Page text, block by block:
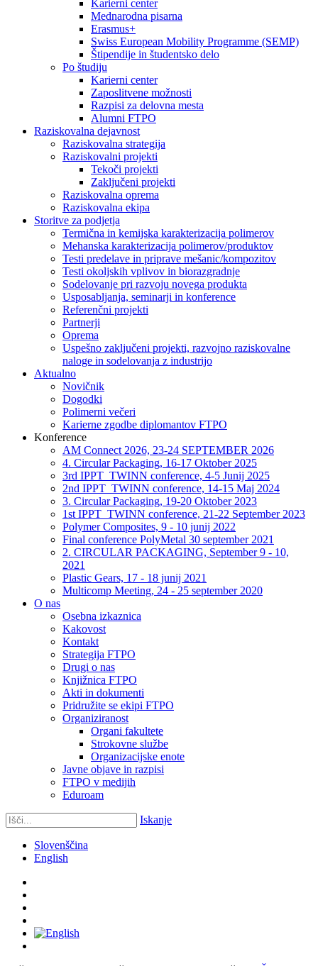
Karierni center
Mednarodna pisarna
Erasmus+
Swiss European Mobility Programme (SEMP)
Štipendije in študentsko delo
Po študiju
Karierni center
Zaposlitvene možnosti
Razpisi za delovna mesta
Alumni FTPO
Raziskovalna dejavnost
Raziskovalna strategija
Raziskovalni projekti
Tekoči projekti
Zaključeni projekti
Raziskovalna oprema
Raziskovalna ekipa
Storitve za podjetja
Termična in kemijska karakterizacija polimerov
Mehanska karakterizacija polimerov/produktov
Testi predelave in priprave mešanic/kompozitov
Testi okoljskih vplivov in biorazgradnje
Sodelovanje pri razvoju novega produkta
Usposabljanja, seminarji in konference
Referenčni projekti
Partnerji
Oprema
Uspešno zaključeni projekti, razvojno raziskovalne
naloge in sodelovanja z industrijo
Aktualno
Novičnik
Dogodki
Polimerni večeri
Karierne zgodbe diplomantov FTPO
Konference
AM Connect 2026, 23-24 SEPTEMBER 2026
4. Circular Packaging, 16-17 Oktober 2025
3rd IPPT_TWINN conference, 4-5 Junij 2025
2nd IPPT_TWINN conference, 14-15 Maj 2024
3. Circular Packaging, 19-20 Oktober 2023
1st IPPT_TWINN conference, 21-22 September 2023
Polymer Composites, 9 - 10 junij 2022
Final conference PolyMetal 30 september 2021
2. CIRCULAR PACKAGING, September 9 - 10,
2021
Plastic Gears, 17 - 18 junij 2021
Multicomp Meeting, 24 - 25 september 2020
O nas
Osebna izkaznica
Kakovost
Kontakt
Strategija FTPO
Drugi o nas
Knjižnica FTPO
Akti in dokumenti
Pridružite se ekipi FTPO
Organiziranost
Organi fakultete
Strokovne službe
Organizacijske enote
Javne objave in razpisi
FTPO v medijih
Eduroam
Iskanje
Slovenščina
English